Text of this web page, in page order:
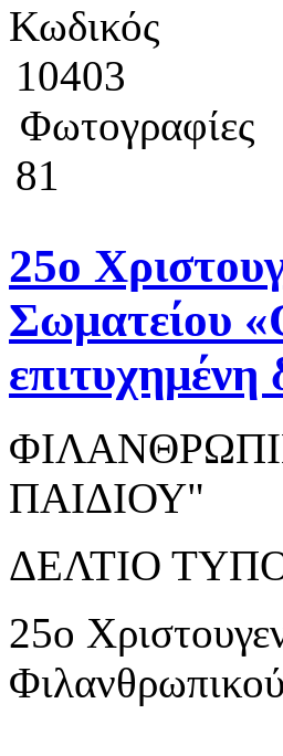
Κωδικός
10403
Φωτογραφίες
81
25ο
Σωματείου
ΠΑΙΔΙΟΥ"
ΔΕΛΤΙΟ
25ο